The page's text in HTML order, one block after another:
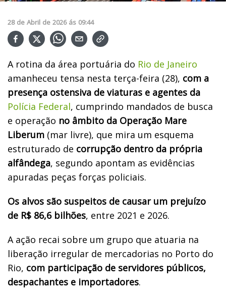
28 de Abril de 2026 ás 09:44
A rotina da área portuária do Rio de Janeiro
amanheceu tensa nesta terça-feira (28), com a
presença ostensiva de viaturas e agentes da
Polícia Federal, cumprindo mandados de busca
e operação no âmbito da Operação Mare
Liberum (mar livre), que mira um esquema
estruturado de corrupção dentro da própria
alfândega, segundo apontam as evidências
apuradas peças forças policiais.
Os alvos são suspeitos de causar um prejuízo
de R$ 86,6 bilhões, entre 2021 e 2026.
A ação recai sobre um grupo que atuaria na
liberação irregular de mercadorias no Porto do
Rio, com participação de servidores públicos,
despachantes e importadores.